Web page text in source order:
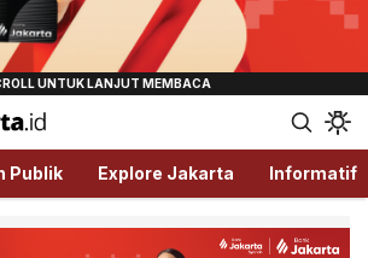
Jakarta Ada Disini!
Publik Explore Jakarta Informatif